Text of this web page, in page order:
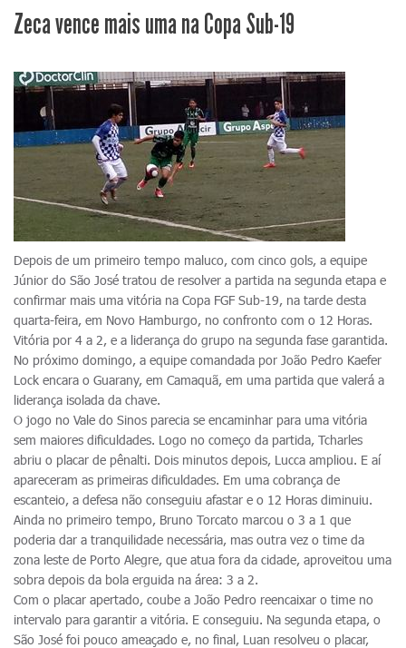
Zeca vence mais uma na Copa Sub-19
Depois de um primeiro tempo maluco, com cinco gols, a equipe
Júnior do São José tratou de resolver a partida na segunda etapa e
confirmar mais uma vitória na Copa FGF Sub-19, na tarde desta
quarta-feira, em Novo Hamburgo, no confronto com o 12 Horas.
Vitória por 4 a 2, e a liderança do grupo na segunda fase garantida.
No próximo domingo, a equipe comandada por João Pedro Kaefer
Lock encara o Guarany, em Camaquã, em uma partida que valerá a
liderança isolada da chave.
O jogo no Vale do Sinos parecia se encaminhar para uma vitória
sem maiores dificuldades. Logo no começo da partida, Tcharles
abriu o placar de pênalti. Dois minutos depois, Lucca ampliou. E aí
apareceram as primeiras dificuldades. Em uma cobrança de
escanteio, a defesa não conseguiu afastar e o 12 Horas diminuiu.
Ainda no primeiro tempo, Bruno Torcato marcou o 3 a 1 que
poderia dar a tranquilidade necessária, mas outra vez o time da
zona leste de Porto Alegre, que atua fora da cidade, aproveitou uma
sobra depois da bola erguida na área: 3 a 2.
Com o placar apertado, coube a João Pedro reencaixar o time no
intervalo para garantir a vitória. E conseguiu. Na segunda etapa, o
São José foi pouco ameaçado e, no final, Luan resolveu o placar,